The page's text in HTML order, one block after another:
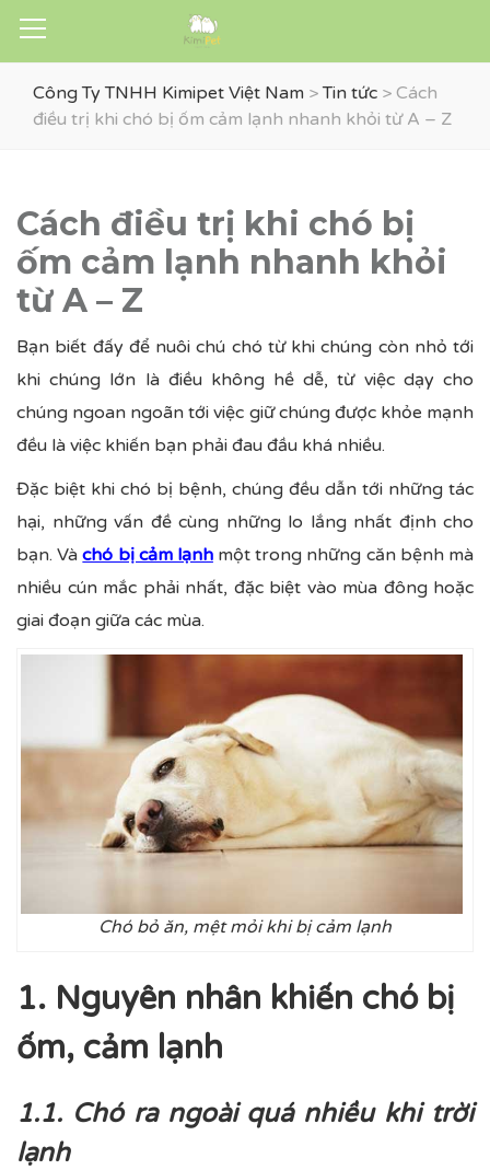
Công Ty TNHH Kimipet Việt Nam >Tin tức > Cách
điều trị khi chó bị ốm cảm lạnh nhanh khỏi từ A – Z
Cách điều trị khi chó bị
ốm cảm lạnh nhanh khỏi
từ A – Z
Bạn biết đấy để nuôi chú chó từ khi chúng còn nhỏ tới
khi chúng lớn là điều không hề dễ, từ việc dạy cho
chúng ngoan ngoãn tới việc giữ chúng được khỏe mạnh
đều là việc khiến bạn phải đau đầu khá nhiều.
Đặc biệt khi chó bị bệnh, chúng đều dẫn tới những tác
hại, những vấn đề cùng những lo lắng nhất định cho
bạn. Vàchó bị cảm lạnhmột trong những căn bệnh mà
nhiều cún mắc phải nhất, đặc biệt vào mùa đông hoặc
giai đoạn giữa các mùa.
Chó bỏ ăn, mệt mỏi khi bị cảm lạnh
1. Nguyên nhân khiến chó bị
ốm, cảm lạnh
1.1. Chó ra ngoài quá nhiều khi trời
lạnh